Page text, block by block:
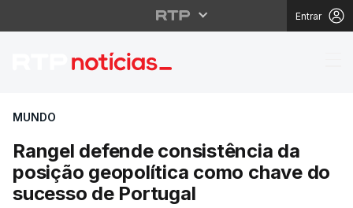
Entrar
Rangel defende
MUNDO
Rangel defende consistência da
posição geopolítica como chave do
sucesso de Portugal